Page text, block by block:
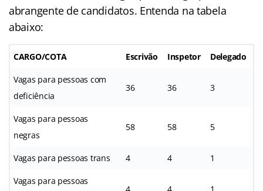
abrangente de candidatos. Entenda na tabela
abaixo:
CARGO/COTA Escrivão Inspetor Delegado
Vagas para pessoas com
deficiência
36 36 3
Vagas para pessoas
negras
58 58 5
Vagas para pessoas trans 4 4 1
Vagas para pessoas